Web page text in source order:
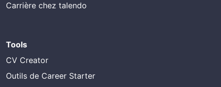
Carrière chez talendo
Tools
CV Creator
Outils de Career Starter